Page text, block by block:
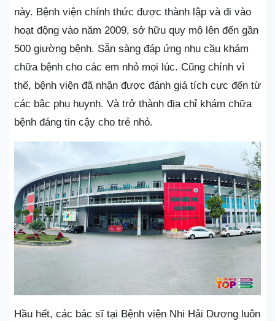
này. Bệnh viện chính thức được thành lập và đi vào
hoạt động vào năm 2009, sở hữu quy mô lên đến gần
500 giường bệnh. Sẵn sàng đáp ứng nhu cầu khám
chữa bệnh cho các em nhỏ mọi lúc. Cũng chính vì
thế, bệnh viện đã nhận được đánh giá tích cực đến từ
các bậc phụ huynh. Và trở thành địa chỉ khám chữa
bệnh đáng tin cậy cho trẻ nhỏ.
Hầu hết, các bác sĩ tại Bệnh viện Nhi Hải Dương luôn